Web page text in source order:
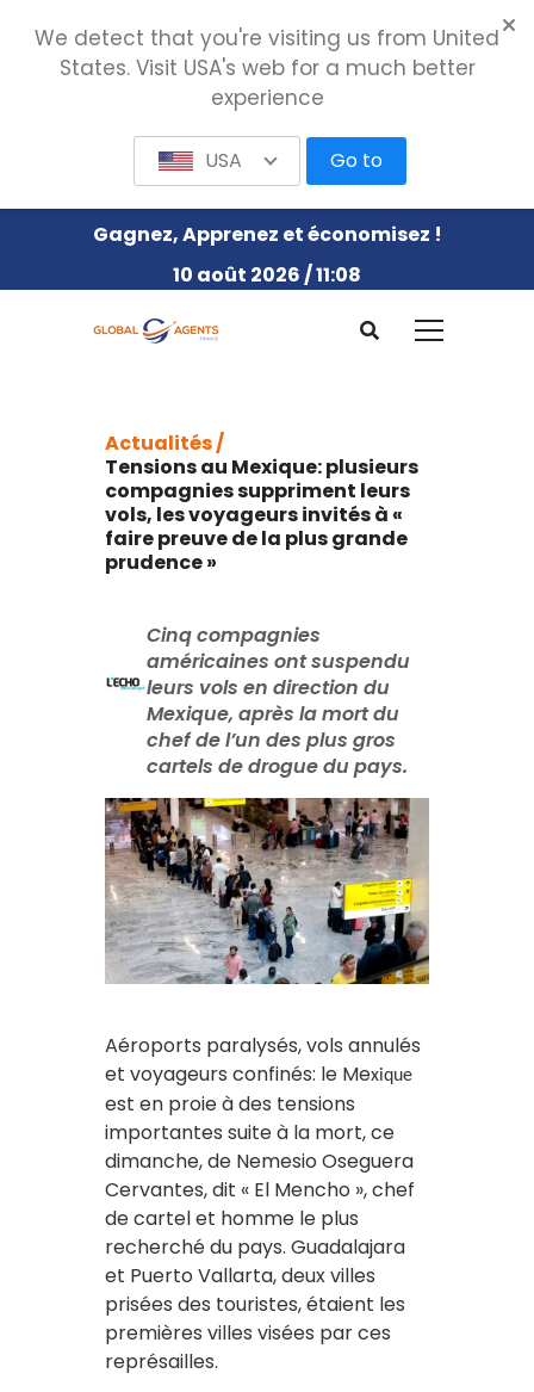
Gagnez, Apprenez et économisez !
10 août 2026 / 11:08
Actualités /
Tensions au Mexique: plusieurs
compagnies suppriment leurs
vols, les voyageurs invités à «
faire preuve de la plus grande
prudence »
Cinq compagnies
américaines ont suspendu
leurs vols en direction du
Mexique, après la mort du
chef de l’un des plus gros
cartels de drogue du pays.
Aéroports paralysés, vols annulés
et voyageurs confinés: le Mexique
est en proie à des tensions
importantes suite à la mort, ce
dimanche, de Nemesio Oseguera
Cervantes, dit « El Mencho », chef
de cartel et homme le plus
recherché du pays. Guadalajara
et Puerto Vallarta, deux villes
prisées des touristes, étaient les
premières villes visées par ces
représailles.
We detect that you're visiting us from United
States. Visit USA's web for a much better
experience
USA Go to